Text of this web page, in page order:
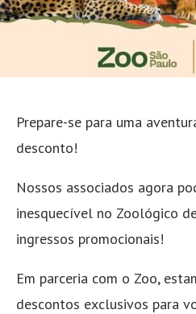
Prepare-se para uma
desconto!
Nossos associados agora
inesquecível no Zoológico
ingressos promocionais! ️
Em parceria com o Zoo,
descontos exclusivos para